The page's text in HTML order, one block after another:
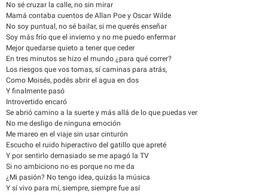
No sé cruzar la calle, no sin mirar
Mamá contaba cuentos de Allan Poe y Oscar Wilde
No soy puntual, no sé bailar, si me querés enseñar
Soy más frío que el invierno y no me puedo enfermar
Mejor quedarse quieto a tener que ceder
En tres minutos se hizo el mundo ¿para qué correr?
Los riesgos que vos tomas, sí caminas para atrás,
Como Moisés, podés abrir el agua en dos
Y finalmente pasó
Introvertido encaró
Se abrió camino a la suerte y más allá de lo que puedas ver
No me desligo de ninguna emoción
Me mareo en el viaje sin usar cinturón
Escucho el ruido hiperactivo del gatillo que apreté
Y por sentirlo demasiado se me apagó la TV
Si no ambiciono no es porque no me da
¿Mi pasión? No tengo idea, quizás la música
Y sí vivo para mí, siempre, siempre fue así